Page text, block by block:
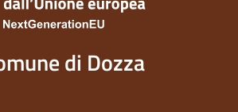
di Dozza